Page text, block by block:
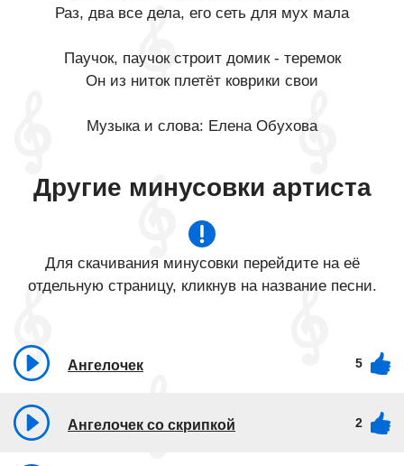
Раз, два все дела, его сеть для мух мала
Паучок, паучок строит домик - теремок
Он из ниток плетёт коврики свои
Музыка и слова: Елена Обухова
Другие минусовки артиста
Для скачивания минусовки перейдите на её
отдельную страницу, кликнув на название песни.
Ангелочек 5
Ангелочек со скрипкой 2